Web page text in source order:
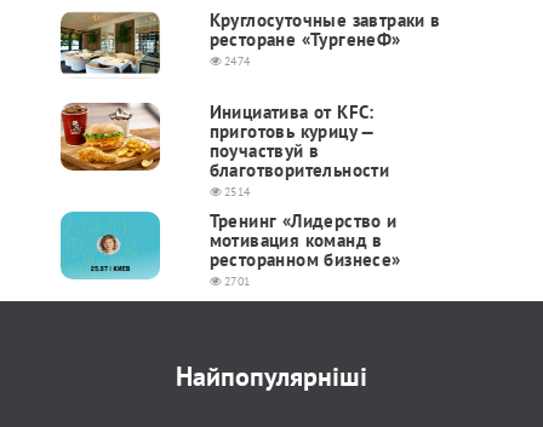
Круглосуточные завтраки в
ресторане «ТургенеФ»
2474
Инициатива от KFC:
приготовь курицу —
поучаствуй в
благотворительности
2514
Тренинг «Лидерство и
мотивация команд в
ресторанном бизнесе»
2701
Найпопулярніші